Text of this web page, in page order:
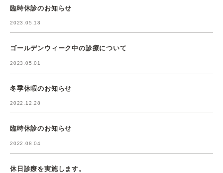
臨時休診のお知らせ
2023.05.18
ゴールデンウィーク中の診療について
2023.05.01
冬季休暇のお知らせ
2022.12.28
臨時休診のお知らせ
2022.08.04
休日診療を実施します。